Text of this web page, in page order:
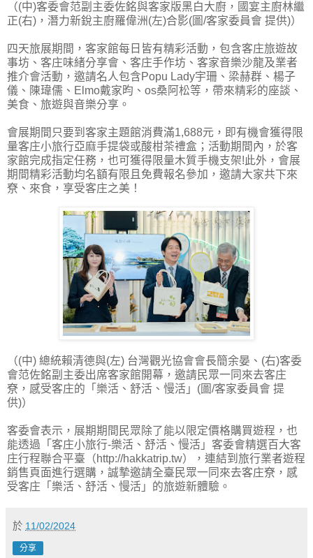
（(中)客委會范副主委佐銘與客家版黑白大廚，國宴主廚林繼
正(右)，潛力新銳主廚羅偉洲(左)合影(圖/客家委員會 提供)）
四天旅展期間，客家館每日皆有精彩活動，包含客庄旅遊故
事坊、客庄味緒分享會、客庄手作坊、客家音樂沙龍及業者
推介會活動，邀請名人包含Popu Lady宇珊、梁赫群、楊子
儀、陳瑋儒、Elmo戴家昀、os桑阿松等，帶來精彩的座談、
美食、旅遊與音樂分享。
會展期間只要到客家主題館消費滿1,688元，即有機會獲得限
量客庄小旅行亞麻手提袋或酸柑茶禮盒；活動期間內，於客
家館完成指定任務，也可獲得限量木質手機支架!此外，會展
期間精彩活動均名額有限且免費報名參加，邀請大家共下來
尞、來食，享受客庄之美！
（(中) 總統賴清德與(左) 台灣觀光協會會長簡余晏、(右)客委
會范佐銘副主委出席客家館開幕，邀請民眾一同來去客庄
尞，感受客庄的「樂活、舒活、慢活」(圖/客家委員會 提
供)）
客委會表示，展期期間民眾除了能以限定價格購買遊程，也
能透過「客庄小旅行-樂活、舒活、慢活」客委會精選百大客
庄行程聯合平臺（http://hakkatrip.tw），連結到旅行業者遊程
銷售頁面進行選購，誠摯邀請全臺民眾一同來去客庄尞，感
受客庄「樂活、舒活、慢活」的旅遊新體驗。
於 11/02/2024
分享